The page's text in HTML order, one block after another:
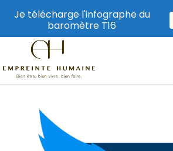
Je télécharge l'infographe du
baromètre T16